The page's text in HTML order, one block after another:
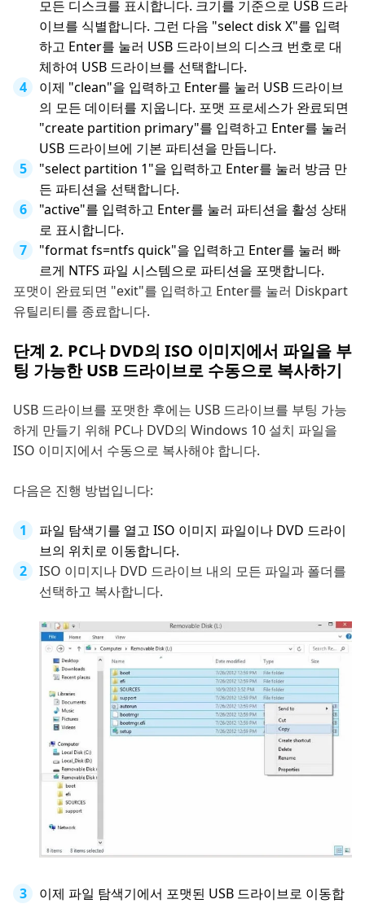
모든 디스크를 표시합니다. 크기를 기준으로 USB 드라
이브를 식별합니다. 그런 다음 "select disk X"를 입력
하고 Enter를 눌러 USB 드라이브의 디스크 번호로 대
체하여 USB 드라이브를 선택합니다.
이제 "clean"을 입력하고 Enter를 눌러 USB 드라이브
의 모든 데이터를 지웁니다. 포맷 프로세스가 완료되면
"create partition primary"를 입력하고 Enter를 눌러
USB 드라이브에 기본 파티션을 만듭니다.
"select partition 1"을 입력하고 Enter를 눌러 방금 만
든 파티션을 선택합니다.
"active"를 입력하고 Enter를 눌러 파티션을 활성 상태
로 표시합니다.
"format fs=ntfs quick"을 입력하고 Enter를 눌러 빠
르게 NTFS 파일 시스템으로 파티션을 포맷합니다.
포맷이 완료되면 "exit"를 입력하고 Enter를 눌러 Diskpart
유틸리티를 종료합니다.
단계 2. PC나 DVD의 ISO 이미지에서 파일을 부
팅 가능한 USB 드라이브로 수동으로 복사하기
USB 드라이브를 포맷한 후에는 USB 드라이브를 부팅 가능
하게 만들기 위해 PC나 DVD의 Windows 10 설치 파일을
ISO 이미지에서 수동으로 복사해야 합니다.
다음은 진행 방법입니다:
파일 탐색기를 열고 ISO 이미지 파일이나 DVD 드라이
브의 위치로 이동합니다.
ISO 이미지나 DVD 드라이브 내의 모든 파일과 폴더를
선택하고 복사합니다.
이제 파일 탐색기에서 포맷된 USB 드라이브로 이동합